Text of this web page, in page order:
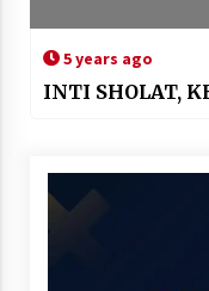
5 years ago
INTI SHOLAT,